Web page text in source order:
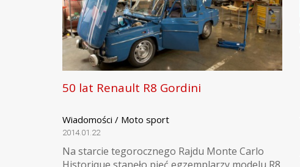
50 lat Renault R8 Gordini
Wiadomości / Moto sport
2014.01.22
Na starcie tegorocznego Rajdu Monte Carlo